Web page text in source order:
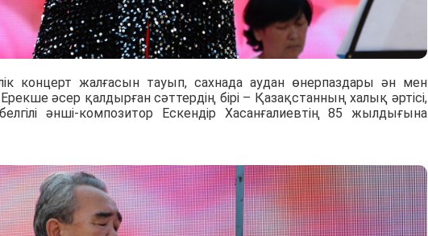
концерт жалғасын тауып, сахнада аудан өнерпаздары ән мен
әсер қалдырған сәттердің бірі – Қазақстанның халық әртісі,
әнші-композитор Ескендір Хасанғалиевтің 85 жылдығына